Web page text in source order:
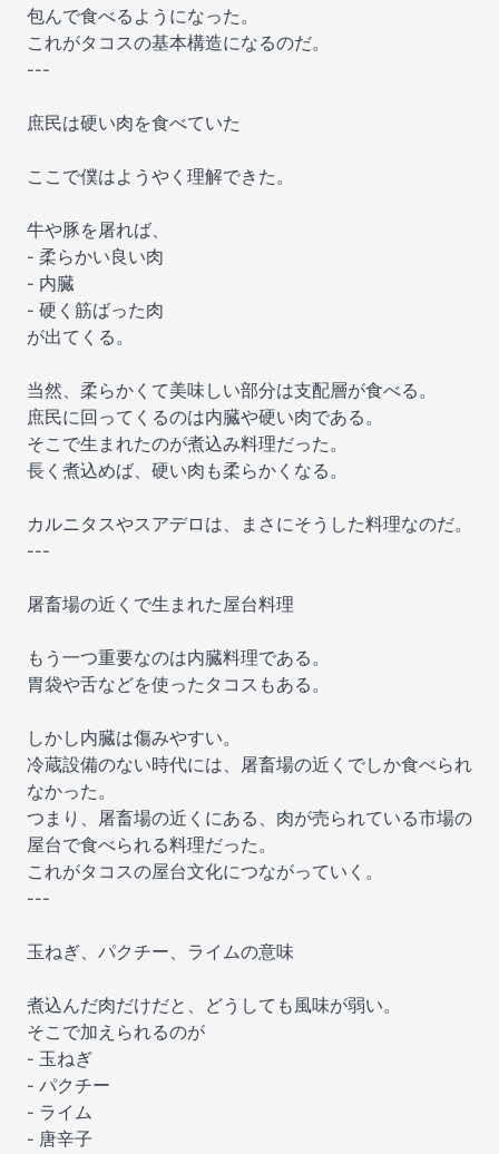
包んで食べるようになった。
これがタコスの基本構造になるのだ。
---
庶民は硬い肉を食べていた
ここで僕はようやく理解できた。
牛や豚を屠れば、
- 柔らかい良い肉
- 内臓
- 硬く筋ばった肉
が出てくる。
当然、柔らかくて美味しい部分は支配層が食べる。
庶民に回ってくるのは内臓や硬い肉である。
そこで生まれたのが煮込み料理だった。
長く煮込めば、硬い肉も柔らかくなる。
カルニタスやスアデロは、まさにそうした料理なのだ。
---
屠畜場の近くで生まれた屋台料理
もう一つ重要なのは内臓料理である。
胃袋や舌などを使ったタコスもある。
しかし内臓は傷みやすい。
冷蔵設備のない時代には、屠畜場の近くでしか食べられ
なかった。
つまり、屠畜場の近くにある、肉が売られている市場の
屋台で食べられる料理だった。
これがタコスの屋台文化につながっていく。
---
玉ねぎ、パクチー、ライムの意味
煮込んだ肉だけだと、どうしても風味が弱い。
そこで加えられるのが
- 玉ねぎ
- パクチー
- ライム
- 唐辛子